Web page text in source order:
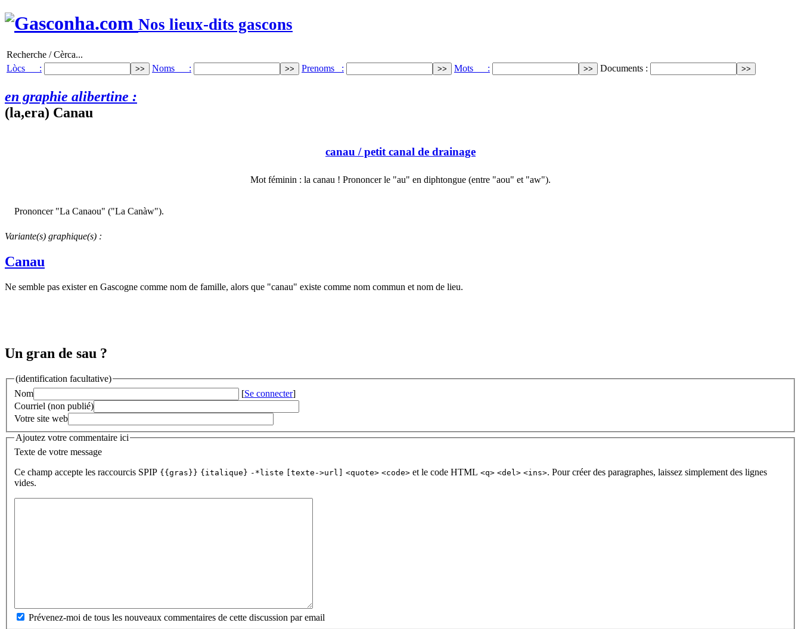
Nos lieux-dits gascons
Recherche / Cèrca...
Lòcs :
Noms : Prenoms : Mots : Documents :
en graphie alibertine :
(la,era) Canau
canau / petit canal de drainage
Mot féminin : la canau ! Prononcer le "au" en diphtongue (entre "aou" et "aw").
Prononcer "La Canaou" ("La Canàw").
Variante(s) graphique(s) :
Canau
Ne semble pas exister en Gascogne comme nom de famille, alors que "canau" existe comme nom commun et nom de lieu.
Un gran de sau ?
(identification facultative)
Nom
[Se connecter]
Courriel (non publié)
Votre site web
Ajoutez votre commentaire ici
Texte de votre message
Ce champ accepte les raccourcis SPIP {{gras}} {italique} -*liste [texte->url] <quote> <code> et le code HTML <q> <del> <ins>. Pour créer des paragraphes, laissez simplement des lignes
vides.
Prévenez-moi de tous les nouveaux commentaires de cette discussion par email